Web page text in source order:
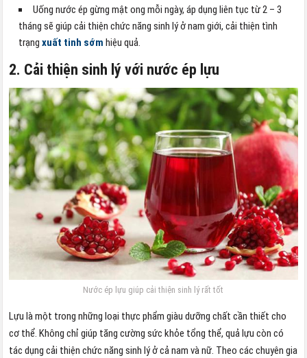
Uống nước ép gừng mật ong mỗi ngày, áp dụng liên tục từ 2 – 3
tháng sẽ giúp cải thiện chức năng sinh lý ở nam giới, cải thiện tình
trạngxuất tinh sớm hiệu quả.
2. Cải thiện sinh lý với nước ép lựu
Nước ép lựu giúp cải thiện sinh lý rất tốt
Lựu là một trong những loại thực phẩm giàu dưỡng chất cần thiết cho
cơ thể. Không chỉ giúp tăng cường sức khỏe tổng thể, quả lựu còn có
tác dụng cải thiện chức năng sinh lý ở cả nam và nữ. Theo các chuyên gia